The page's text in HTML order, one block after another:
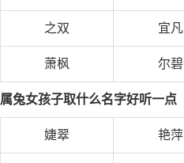
之双 宜凡
萧枫 尔碧
属兔女孩子取什么名字好听一点
婕翠 艳萍